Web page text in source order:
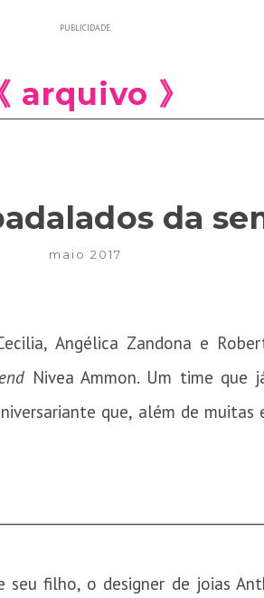
PUBLICIDADE
arquivo 》
da
maio 2017
Angélica Zandona e
Nivea Ammon. Um time que
que, além de muitas
filho, o designer de joias